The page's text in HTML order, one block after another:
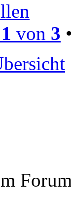
1 von 3